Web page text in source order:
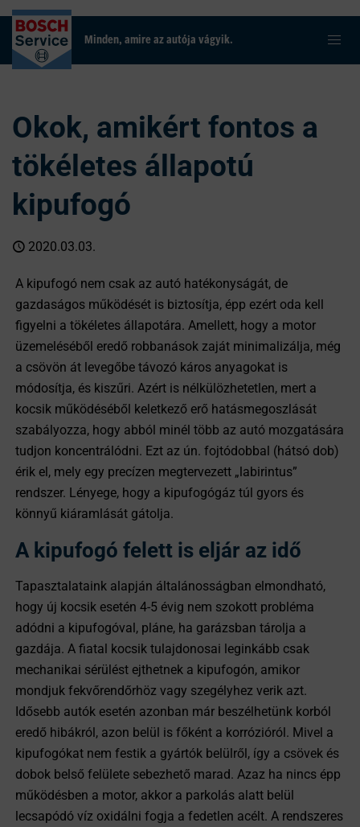
Minden, amire az autója vágyik.
Okok, amikért fontos a
tökéletes állapotú
kipufogó
2020.03.03.
A kipufogó nem csak az autó hatékonyságát, de
gazdaságos működését is biztosítja, épp ezért oda kell
figyelni a tökéletes állapotára. Amellett, hogy a motor
üzemeléséből eredő robbanások zaját minimalizálja, még
a csövön át levegőbe távozó káros anyagokat is
módosítja, és kiszűri. Azért is nélkülözhetetlen, mert a
kocsik működéséből keletkező erő hatásmegoszlását
szabályozza, hogy abból minél több az autó mozgatására
tudjon koncentrálódni. Ezt az ún. fojtódobbal (hátsó dob)
érik el, mely egy precízen megtervezett „labirintus”
rendszer. Lényege, hogy a kipufogógáz túl gyors és
könnyű kiáramlását gátolja.
A kipufogó felett is eljár az idő
Tapasztalataink alapján általánosságban elmondható,
hogy új kocsik esetén 4-5 évig nem szokott probléma
adódni a kipufogóval, pláne, ha garázsban tárolja a
gazdája. A fiatal kocsik tulajdonosai leginkább csak
mechanikai sérülést ejthetnek a kipufogón, amikor
mondjuk fekvőrendőrhöz vagy szegélyhez verik azt.
Idősebb autók esetén azonban már beszélhetünk korból
eredő hibákról, azon belül is főként a korrózióról. Mivel a
kipufogókat nem festik a gyártók belülről, így a csövek és
dobok belső felülete sebezhető marad. Azaz ha nincs épp
működésben a motor, akkor a parkolás alatt belül
lecsapódó víz oxidálni fogja a fedetlen acélt. A rendszeres